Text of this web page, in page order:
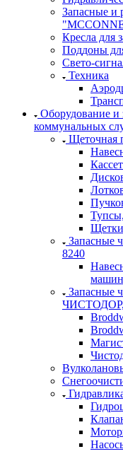
Запасные и
Кресла для
Поддоны
Свето-
Техника
Оборудование и
коммунальных
Щеточная
Запасные
8240
Запасные